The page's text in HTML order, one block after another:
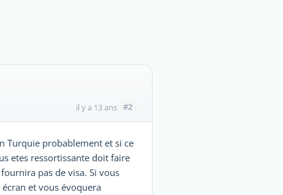
il y a 13 ans #2
Turquie probablement et si ce
etes ressortissante doit faire
pas de visa. Si vous
et vous évoquera